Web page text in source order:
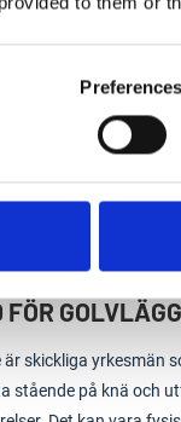
Preferences
FÖR
är skickliga yrkesmän
stående på knä och